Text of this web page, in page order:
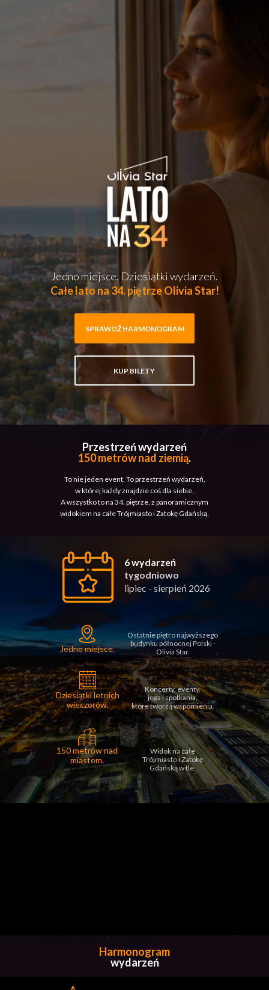
Całe lato na 34. piętrze Olivia Star!
SPRAWDŹ HARMONOGRAM
KUP BILETY
Jedno miejsce. Dziesiątki wydarzeń.
Przestrzeń wydarzeń
150 metrów nad ziemią.
To nie jeden event. To przestrzeń wydarzeń,
w której każdy znajdzie coś dla siebie.
A wszystko to na 34. piętrze, z panoramicznym
widokiem na całe Trójmiasto i Zatokę Gdańską.
tygodniowo
lipiec - sierpień 2026
6 wydarzeń
Jedno miejsce.
Ostatnie piętro najwyższego
budynku północnej Polski -
Olivia Star.
Dziesiątki letnich
wieczorów.
150 metrów nad
miastem.
Widok na całe
Trójmiasto i Zatokę
Gdańską w tle.
Koncerty, eventy,
jogai spotkania,
które tworzą wspomienia.
Harmonogram
wydarzeń